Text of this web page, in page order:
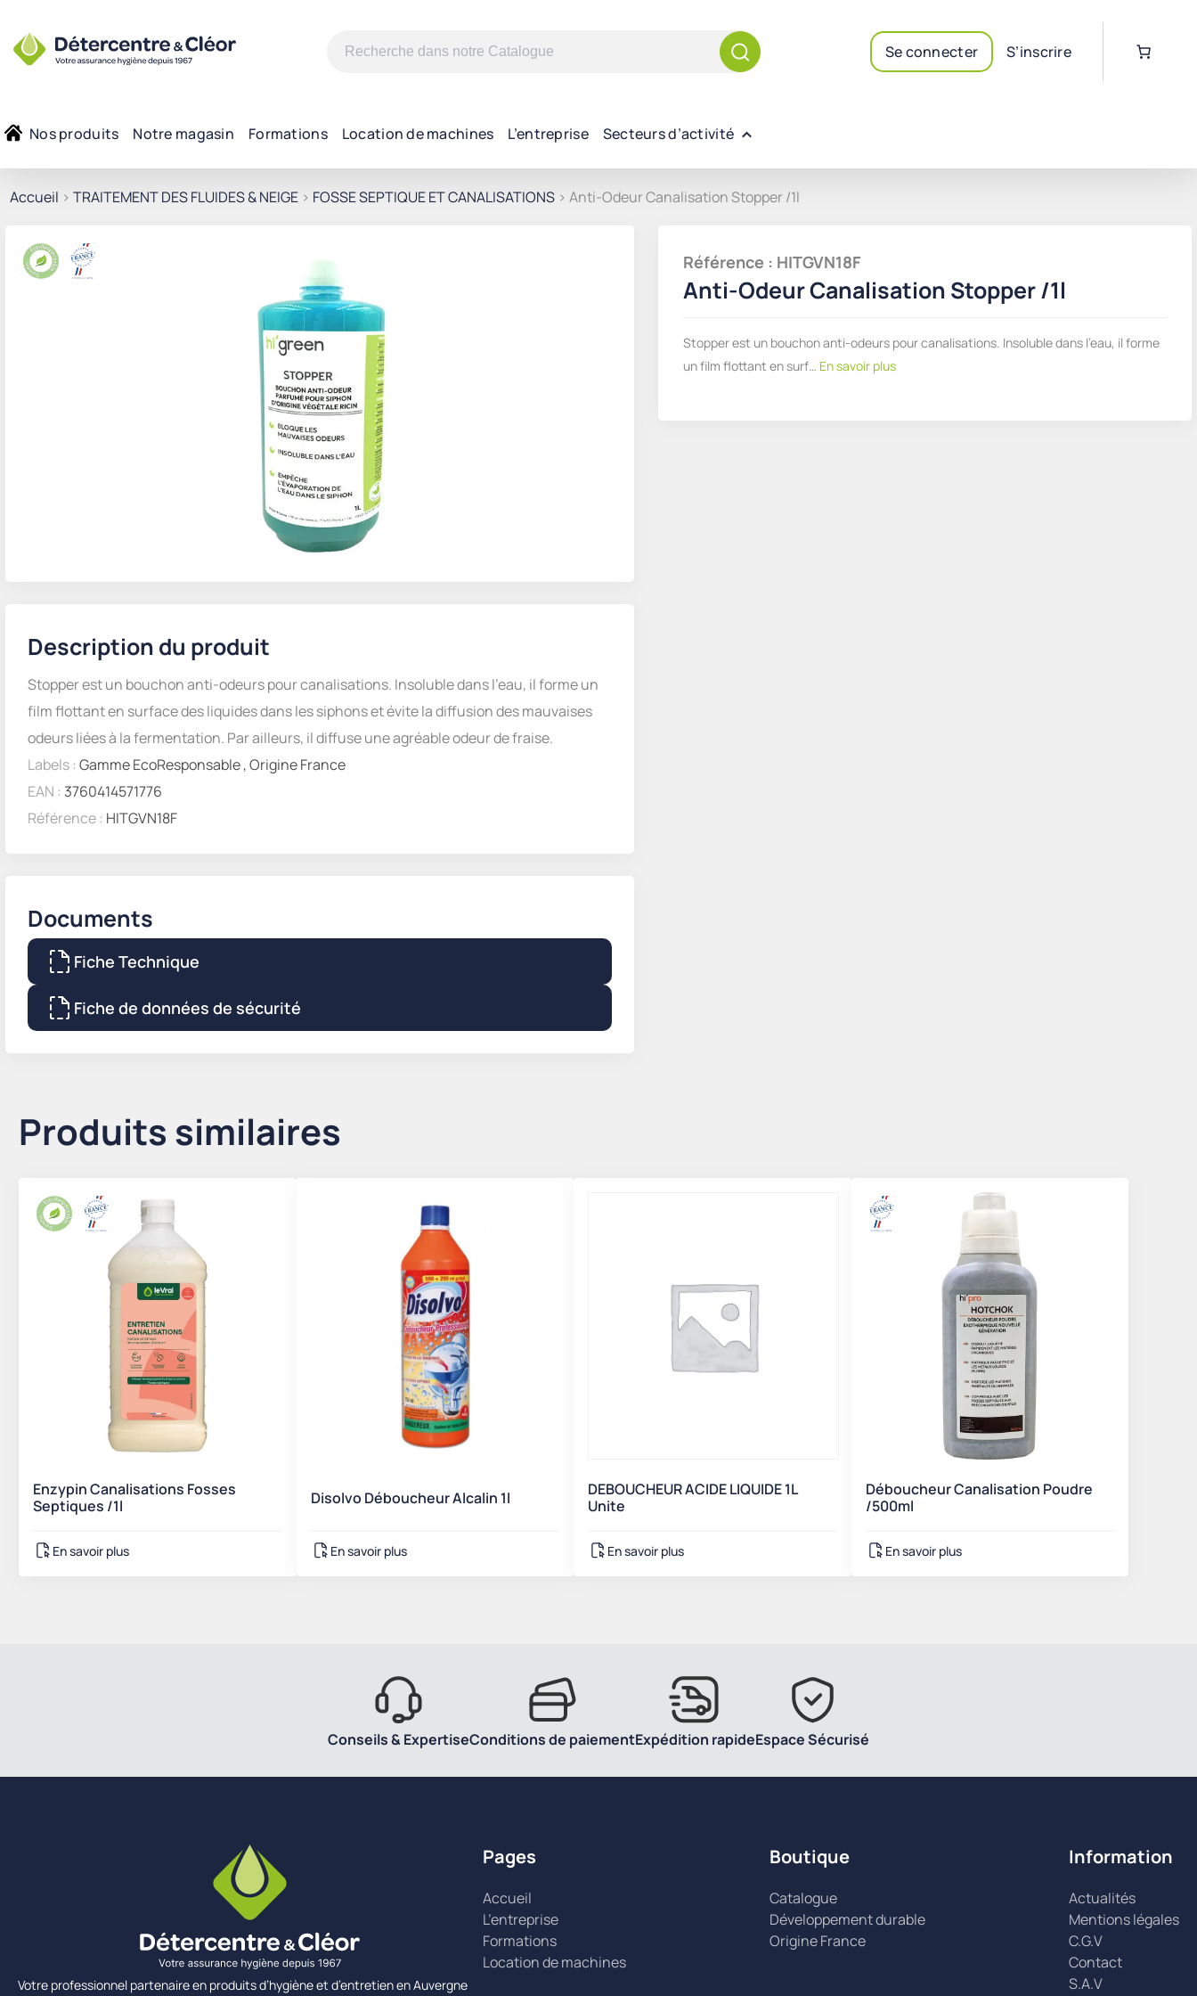
Recherche
Se connecter S’inscrire
Nos produits Notre magasin Formations Location de machines L’entreprise Secteurs d’activité
Accueil > TRAITEMENT DES FLUIDES & NEIGE > FOSSE SEPTIQUE ET CANALISATIONS > Anti-Odeur Canalisation Stopper /1l
Description du produit
Stopper est un bouchon anti-odeurs pour canalisations. Insoluble dans l’eau, il forme un
film flottant en surface des liquides dans les siphons et évite la diffusion des mauvaises
odeurs liées à la fermentation. Par ailleurs, il diffuse une agréable odeur de fraise.
Labels : Gamme EcoResponsable,Origine France
EAN : 3760414571776
Référence : HITGVN18F
Documents
Fiche Technique
Fiche de données de sécurité
Référence : HITGVN18F
Anti-Odeur Canalisation Stopper /1l
Stopper est un bouchon anti-odeurs pour canalisations. Insoluble dans l'eau, il forme
un film flottant en surf… En savoir plus
Produits similaires
Enzypin Canalisations Fosses
Septiques /1l
En savoir plus
Disolvo Déboucheur Alcalin 1l
En savoir plus
DEBOUCHEUR ACIDE LIQUIDE 1L
Unite
En savoir plus
Déboucheur Canalisation Poudre
/500ml
En savoir plus
Conseils & ExpertiseConditions de paiementExpédition rapideEspace Sécurisé
Votre professionnel partenaire en produits d’hygiène et d’entretien en Auvergne
Pages
Accueil
L’entreprise
Formations
Location de machines
Boutique
Catalogue
Développement durable
Origine France
Information
Actualités
Mentions légales
C.G.V
Contact
S.A.V